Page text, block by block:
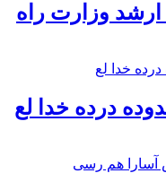
ارشد وزارت راه
درده خدا لع